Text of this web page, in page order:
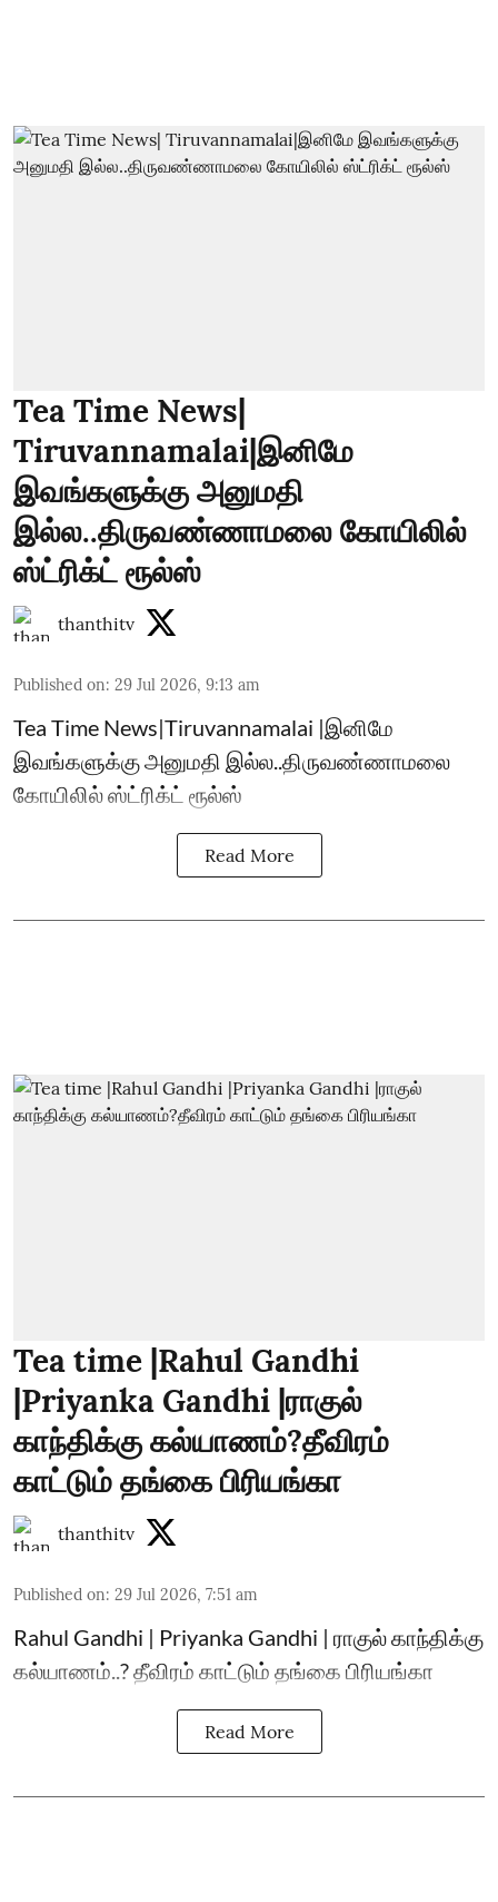
Tea Time News|
Tiruvannamalai|இனிமே
இவங்களுக்கு அனுமதி
இல்ல..திருவண்ணாமலை கோயிலில்
ஸ்ட்ரிக்ட் ரூல்ஸ்
thanthitv
Published on: 29 Jul 2026, 9:13 am
Tea Time News|Tiruvannamalai |இனிமே
இவங்களுக்கு அனுமதி இல்ல..திருவண்ணாமலை
கோயிலில் ஸ்ட்ரிக்ட் ரூல்ஸ்
Read More
Tea time |Rahul Gandhi
|Priyanka Gandhi |ராகுல்
காந்திக்கு கல்யாணம்?தீவிரம்
காட்டும் தங்கை பிரியங்கா
thanthitv
Published on: 29 Jul 2026, 7:51 am
Rahul Gandhi | Priyanka Gandhi | ராகுல் காந்திக்கு
கல்யாணம்..? தீவிரம் காட்டும் தங்கை பிரியங்கா
Read More